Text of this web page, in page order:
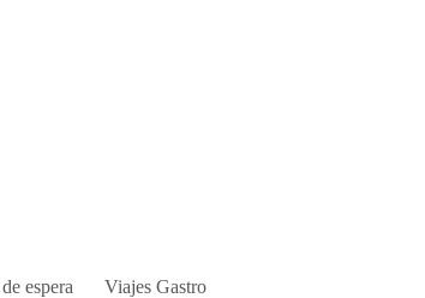
espera Viajes Gastro